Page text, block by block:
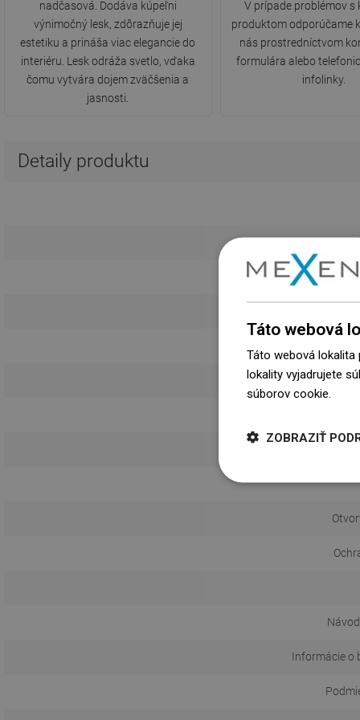
nadčasová. Dodáva kúpeľni
výnimočný lesk, zdôrazňuje jej
estetiku a prináša viac elegancie do
interiéru. Lesk odráža svetlo, vďaka
čomu vytvára dojem zväčšenia a
jasnosti.
V prípade problémov s
produktom odporúčame
nás prostredníctvom
formulára alebo
infolinky.
Detaily produktu
Informácie o
Táto webová
Táto webová lokalita
lokality vyjadrujete
súborov cookie.
ZOBRAZIŤ